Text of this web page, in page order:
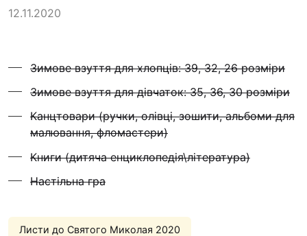
Проекти
Футбольна команда
Кулінарний гурток
“Капеланчики”
12.11.2020
Зимове взуття для хлопців: 39, 32, 26 розміри
Зимове взуття для дівчаток: 35, 36, 30 розміри
Канцтовари (ручки, олівці, зошити, альбоми для
малювання, фломастери)
Книги (дитяча енциклопедія\література)
Настільна гра
Листи до Святого Миколая 2020